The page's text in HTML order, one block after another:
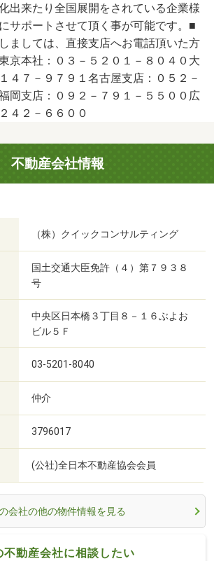
出来たり全国展開をされている企業様
サポートさせて頂く事が可能です。■
ましては、直接支店へお電話頂いた方
京本社：０３－５２０１－８０４０大
４７－９７９１名古屋支店：０５２－
岡支店：０９２－７９１－５５００広
４２－６６００
不動産会社情報
（株）クイックコンサルティング
国土交通大臣免許（４）第７９３８
号
中央区日本橋３丁目８－１６ぶよお
ビル５Ｆ
03-5201-8040
仲介
3796017
(公社)全日本不動産協会会員
会社の他の物件情報を見る
不動産会社に相談したい